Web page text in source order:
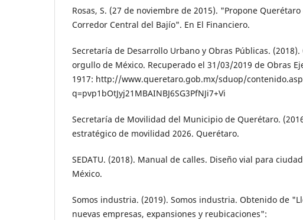
Rosas, S. (27 de noviembre de 2015). "Propone
Corredor Central del Bajío". En El Financiero.
Secretaría de Desarrollo Urbano y Obras Públi­cas.
orgullo de México. Recuperado el 31/03/2019 de Obras
1917: http://www.queretaro.gob.mx/sduop/
q=pvp1bOtJyj21MBAINBJ6SG3PfNJi7+Vi
Secretaría de Movilidad del Municipio de Que­rétaro.
estratégico de movili­dad 2026. Querétaro.
SEDATU. (2018). Manual de calles. Diseño vial para
México.
Somos industria. (2019). Somos industria. Obtenido de
nuevas empre­sas, expansiones y reubicaciones":